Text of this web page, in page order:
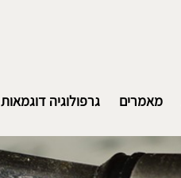
מאמרים גרפולוגיה דוגמאות